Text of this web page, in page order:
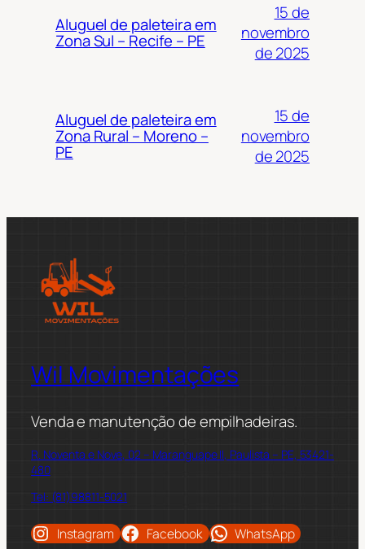
Aluguel de paleteira em
Zona Sul – Recife – PE
15 de
novembro
de 2025
Aluguel de paleteira em
Zona Rural – Moreno –
PE
15 de
novembro
de 2025
Wil Movimentações
Venda e manutenção de empilhadeiras.
R. Noventa e Nove, 02 – Maranguape II, Paulista – PE, 53421-
480
Tel: (81)98811-5021
Instagram Facebook WhatsApp